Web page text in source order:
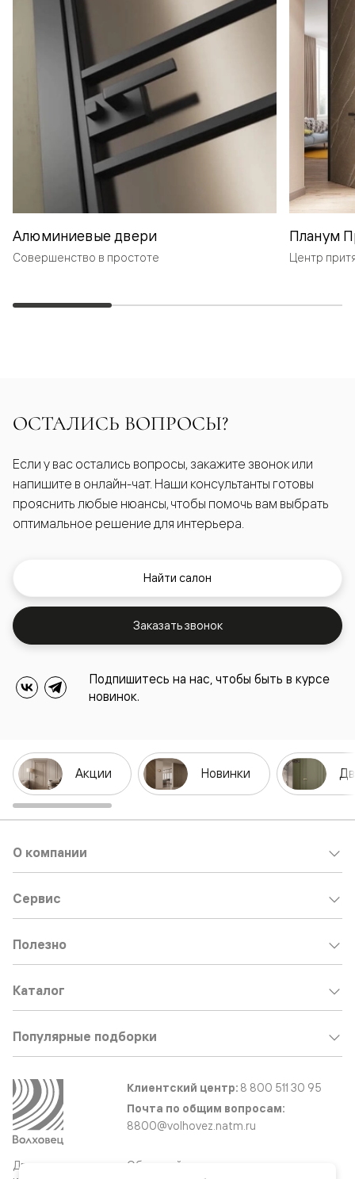
Алюминиевые двери
Совершенство в простоте
Планум
Центр
ОСТАЛИСЬ ВОПРОСЫ?
Если у вас остались вопросы, закажите звонок или
напишите в онлайн-чат. Наши консультанты готовы
прояснить любые нюансы, чтобы помочь вам выбрать
оптимальное решение для интерьера.
Найти салон
Заказать звонок
Подпишитесь на нас, чтобы быть в курсе
новинок.
Акции Новинки
Двери
О компании
Сервис
Полезно
Каталог
Популярные подборки
Клиентский центр: 8 800 511 30 95
Почта по общим вопросам:
8800@volhovez.natm.ru
Обратный звонок